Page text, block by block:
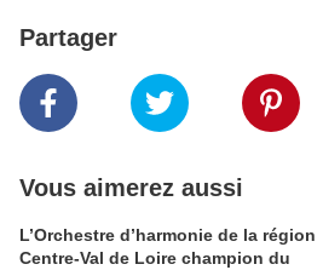
Partager
Vous aimerez aussi
L’Orchestre d’harmonie de la région
Centre-Val de Loire champion du